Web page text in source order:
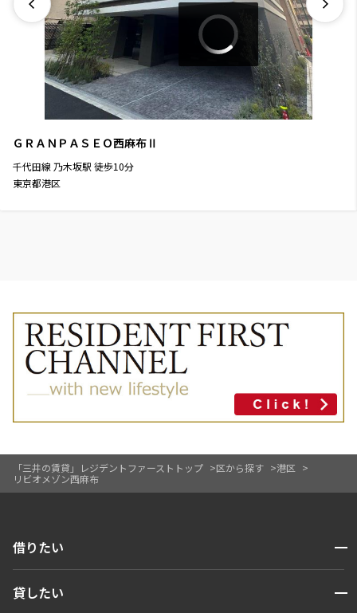
「三井の賃貸」レジデントファーストトップ 区から探す
港区
リビオメゾン西麻布
ＧＲＡＮＰＡＳＥＯ西麻布Ⅱ
千代田線 乃木坂駅 徒歩10分
東京都港区
借りたい 開閉
人気エリアから探す
貸したい 開閉